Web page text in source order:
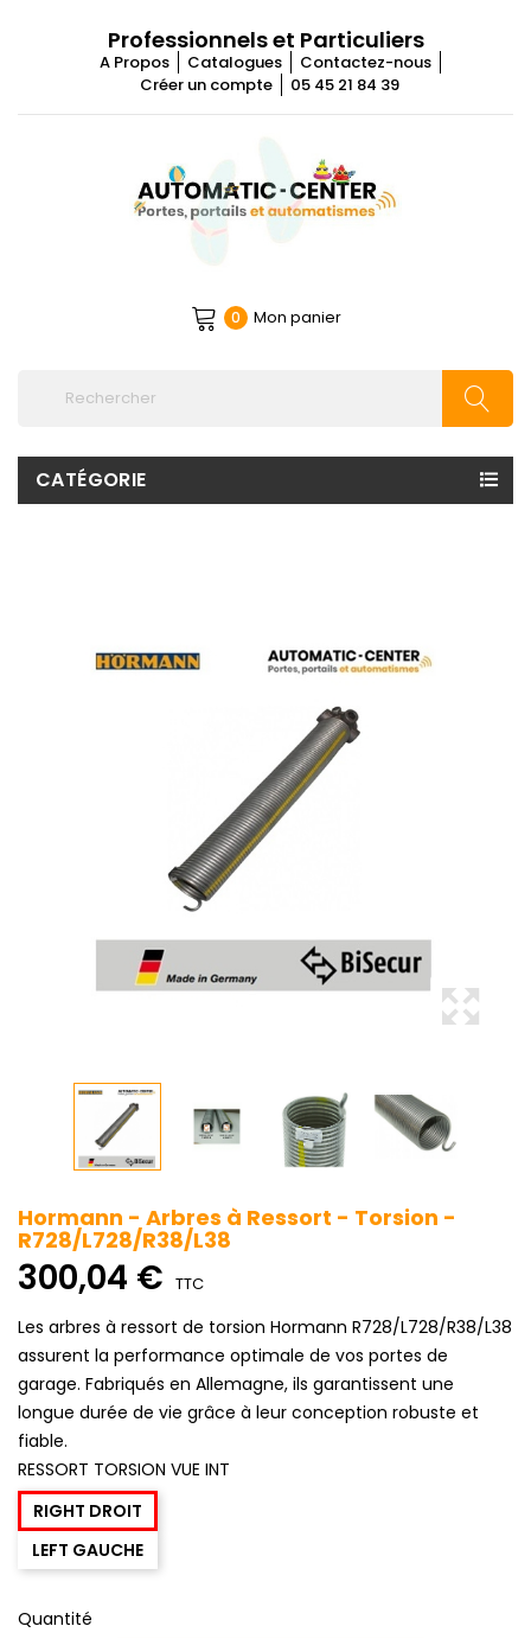
Professionnels et Particuliers
A Propos Catalogues
Contactez-nous
Créer un compte
05 45 21 84 39
0 Mon panier
CATÉGORIE
Hormann - Arbres à Ressort - Torsion -
R728/L728/R38/L38
300,04 € TTC
Les arbres à ressort de torsion Hormann R728/L728/R38/L38
assurent la performance optimale de vos portes de
garage. Fabriqués en Allemagne, ils garantissent une
longue durée de vie grâce à leur conception robuste et
fiable.
RESSORT TORSION VUE INT
RIGHT DROIT
LEFT GAUCHE
Quantité